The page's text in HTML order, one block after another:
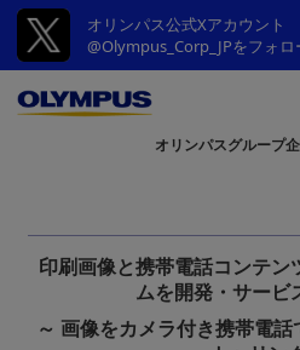
オリンパス公式Xアカウント
@Olympus_Corp_JPをフォロ
オリンパスグループ
印刷画像と携帯電話コンテ
ムを開発・サービ
～ 画像をカメラ付き携帯電